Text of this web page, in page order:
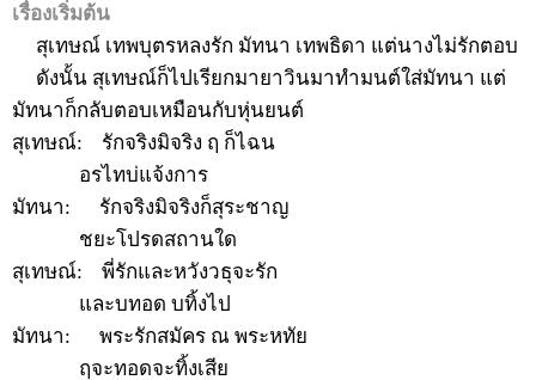
เรื่องเริ่มต้น
สุเทษณ์ เทพบุตรหลงรัก มัทนา เทพธิดา แต่นางไม่รักตอบ
ดังนั้น สุเทษณ์ก็ไปเรียกมายาวินมาทำมนต์ใส่มัทนา แต่
มัทนาก็กลับตอบเหมือนกับหุ่นยนต์
สุเทษณ์: รักจริงมิจริง ฤ ก็ไฉน
อรไทบ่แจ้งการ
มัทนา: รักจริงมิจริงก็สุระชาญ
ชยะโปรดสถานใด
สุเทษณ์: พี่รักและหวังวธุจะรัก
และบทอด บทิ้งไป
มัทนา: พระรักสมัคร ณ พระหทัย
ฤจะทอดจะทิ้งเสีย